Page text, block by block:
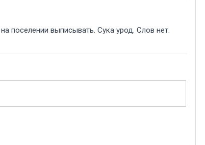
поселении выписывать. Сука урод. Слов нет.